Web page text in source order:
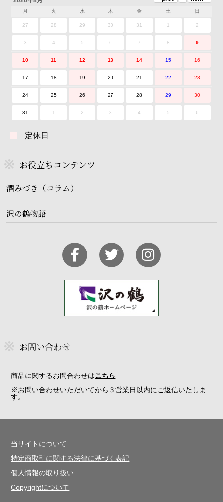
月 火 水 木 金 土 日
27 28 29 30 31 1 2
3 4 5 6 7 8 9
10 11 12 13 14 15 16
17 18 19 20 21 22 23
24 25 26 27 28 29 30
31 1 2 3 4 5 6
定休日
お役立ちコンテンツ
酒みづき（コラム）
沢の鶴物語
お問い合わせ
商品に関するお問合わせはこちら
※お問い合わせいただいてから３営業日以内にご返信いたしま
す。
当サイトについて
特定商取引に関する法律に基づく表記
個人情報の取り扱い
Copyrightについて